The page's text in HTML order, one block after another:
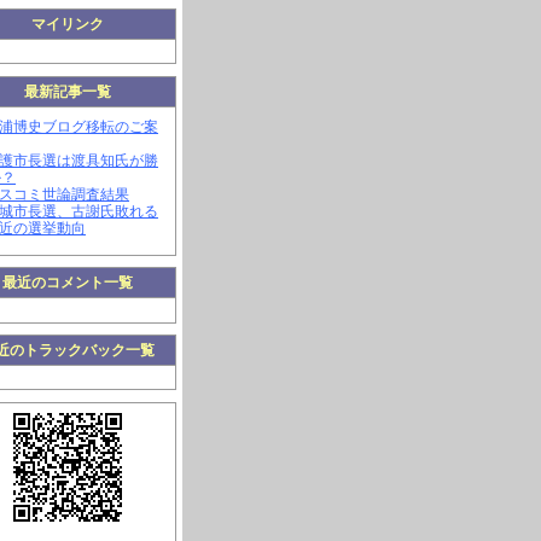
マイリンク
最新記事一覧
博史ブログ移転のご案
市長選は渡具知氏が勝
コミ世論調査結果
市長選、古謝氏敗れる
の選挙動向
最近のコメント一覧
のトラックバック一覧